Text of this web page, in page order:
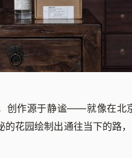
创作源于静谧——就像在北
的花园绘制出通往当下的路